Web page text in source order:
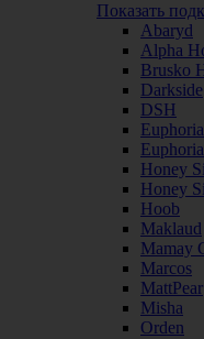
Показать
Abaryd
Alpha
Brusko
Darkside
DSH
Honey
Honey
Hoob
Maklaud
Mamay
Marcos
MattPear
Misha
Orden